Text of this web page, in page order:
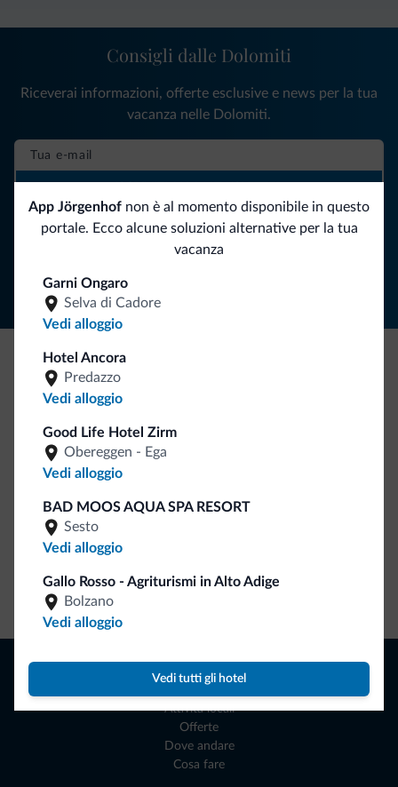
App Jörgenhof non è al momento disponibile in questo
portale. Ecco alcune soluzioni alternative per la tua
vacanza
Garni Ongaro
Selva di Cadore
Vedi alloggio
Hotel Ancora
Predazzo
Vedi alloggio
Good Life Hotel Zirm
Obereggen - Ega
Vedi alloggio
BAD MOOS AQUA SPA RESORT
Sesto
Vedi alloggio
Gallo Rosso - Agriturismi in Alto Adige
Bolzano
Vedi alloggio
Vedi tutti gli hotel
Segui Dolomiti.it
Consigli dalle Dolomiti
Riceverai informazioni, offerte esclusive e news per la tua
vacanza nelle Dolomiti.
Be Original, scopri la nuova collezione
Ce l'avete chiesto in tanti. Ecco la nuova collezione firmata
Dolomiti.it!
Naviga
Attività locali
Offerte
Dove andare
Cosa fare